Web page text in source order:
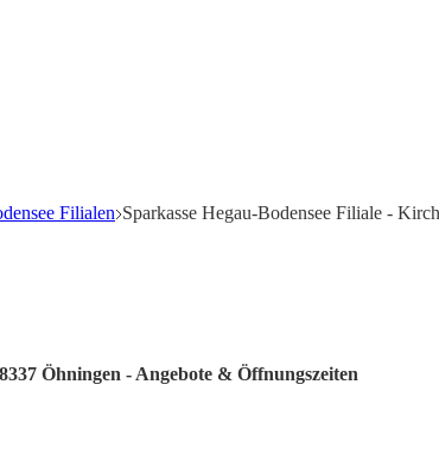
Filialen Sparkasse Hegau-Bodensee Filiale -
Öhningen - Angebote & Öffnungszeiten